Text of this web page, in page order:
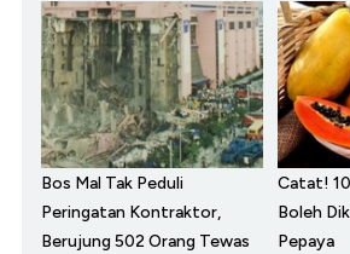
Bos Mal Tak Peduli
Peringatan Kontraktor,
Berujung 502 Orang Tewas
Catat!
Boleh
Pepaya